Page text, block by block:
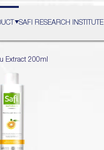
SAFI RESEARCH INSTITUTE
Extract 200ml